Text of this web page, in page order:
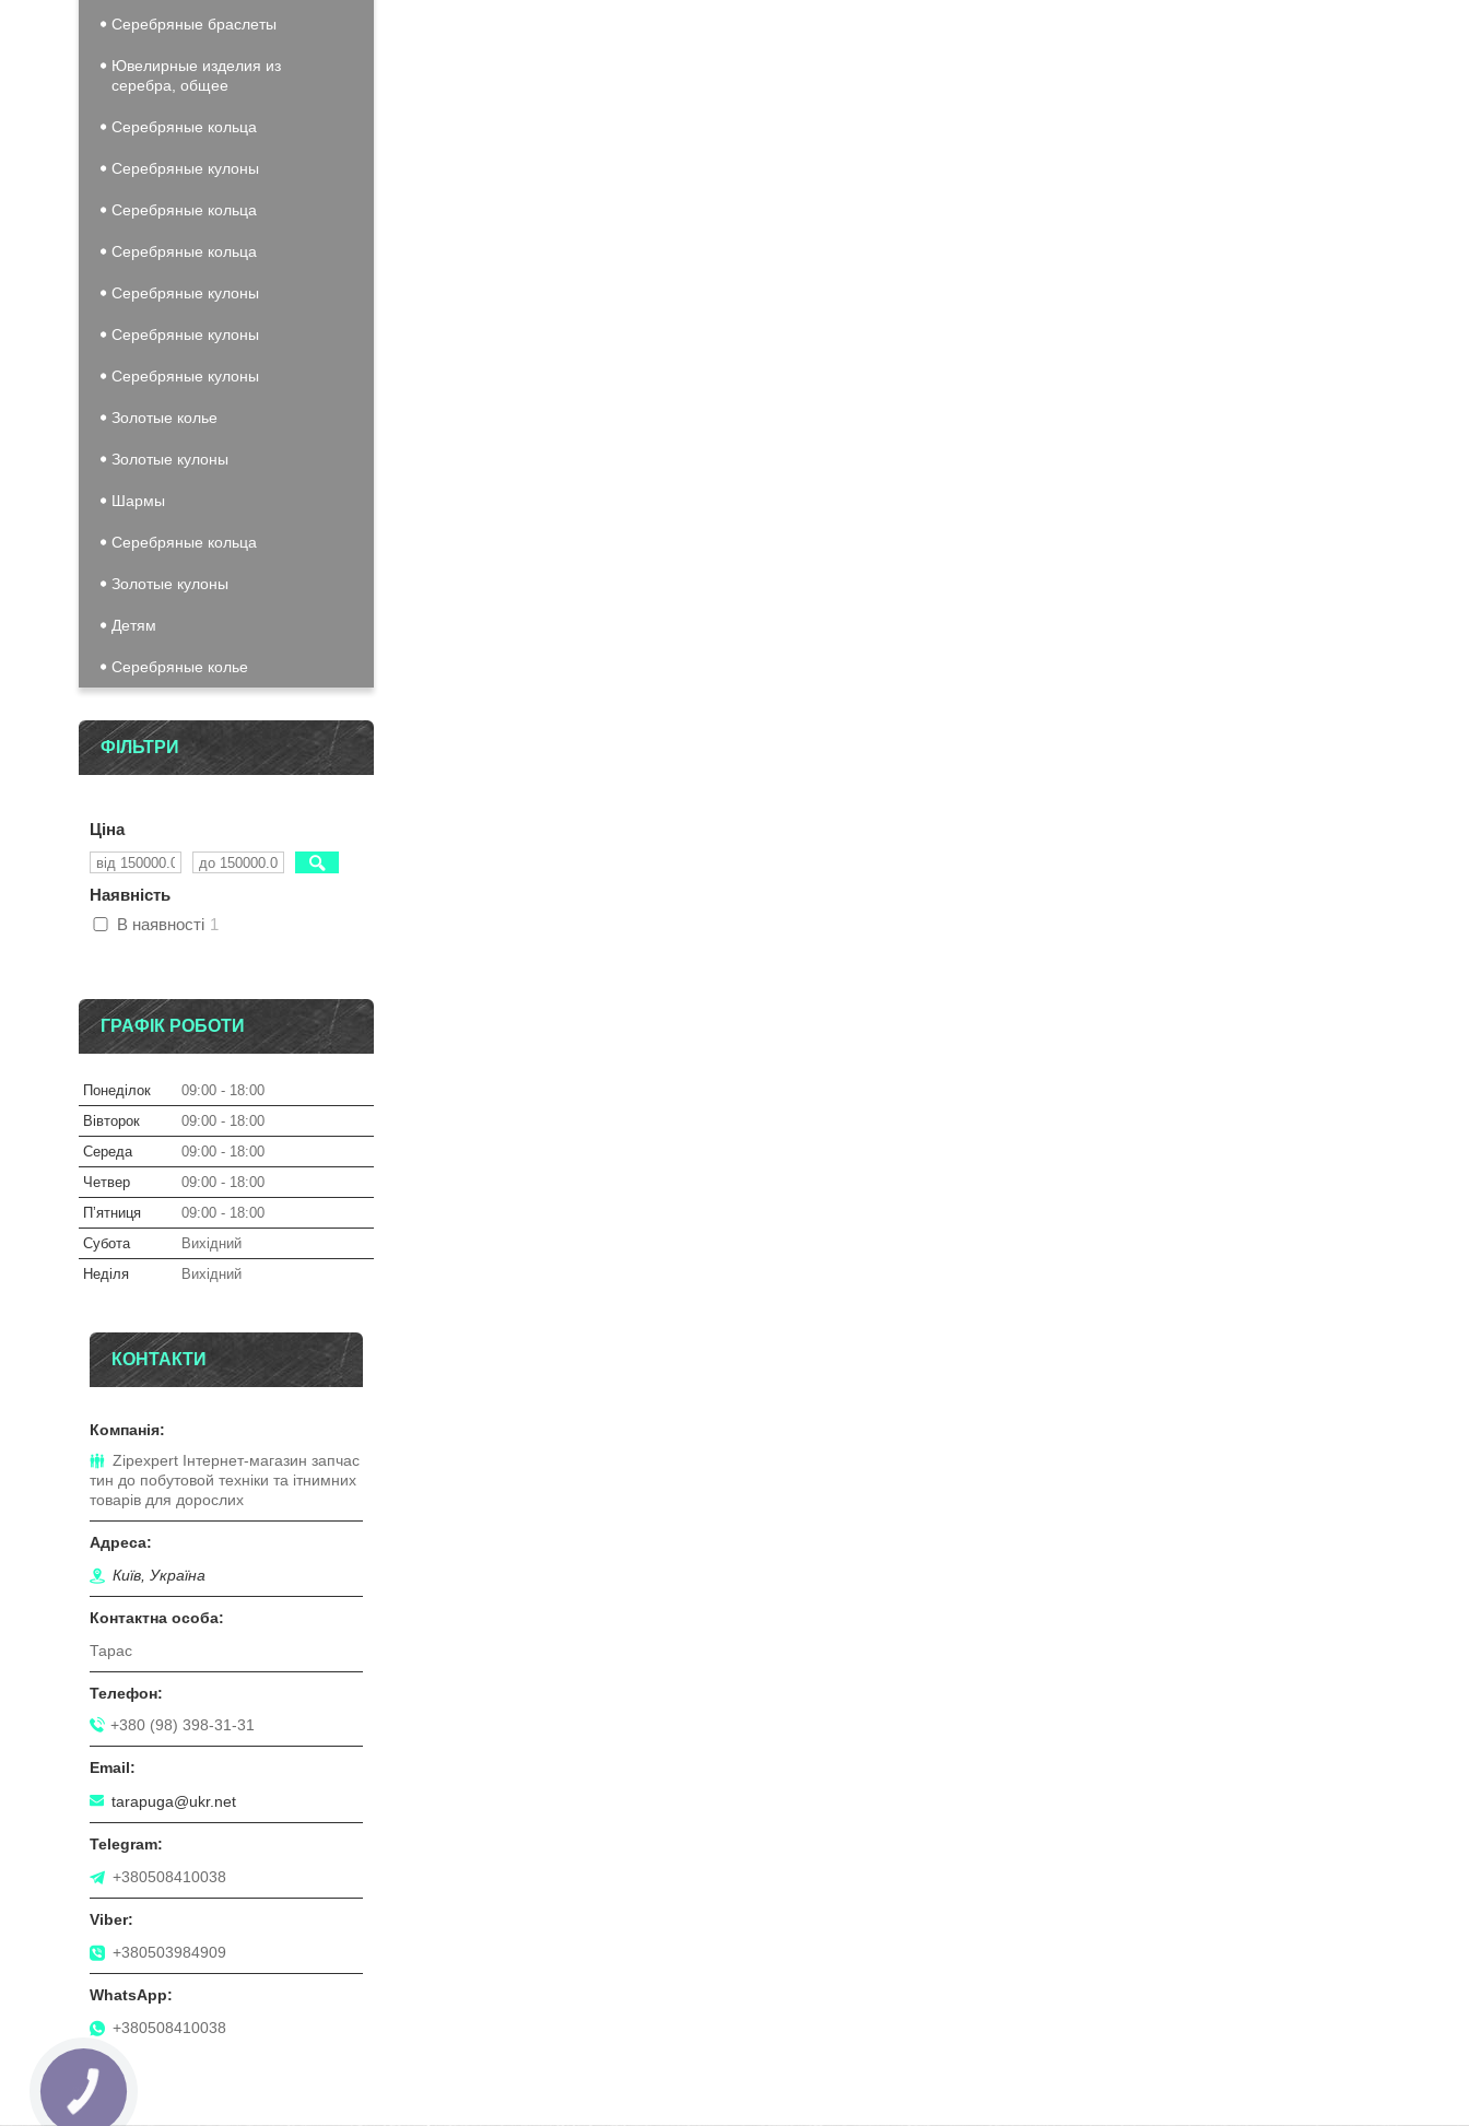
Серебряные браслеты
Ювелирные изделия из
серебра, общее
Серебряные кольца
Серебряные кулоны
Серебряные кольца
Серебряные кольца
Серебряные кулоны
Серебряные кулоны
Серебряные кулоны
Золотые колье
Золотые кулоны
Шармы
Серебряные кольца
Золотые кулоны
Детям
Серебряные колье
ФІЛЬТРИ
Ціна
Наявність
В наявності 1
ГРАФІК РОБОТИ
Понеділок 09:00
18:00
Вівторок
09:00
18:00
Середа
09:00
18:00
Четвер
09:00
18:00
Пʼятниця
09:00
18:00
Субота
Вихідний
Неділя
Вихідний
КОНТАКТИ
Zipexpert Iнтернет-магазин запчас
тин до побутовой технiки та iтнимних
товарiв для дорослих
Київ, Україна
Тарас
+380 (98) 398-31-31
tarapuga@ukr.net
+380508410038
+380503984909
+380508410038